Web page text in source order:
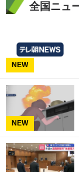
全国ニュ
NEW
NEW